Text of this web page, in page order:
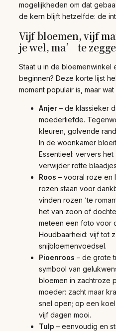
mogelijkheden om dat
de kern blijft hetzelfde: de
Vijf bloemen, vijf
je wel, ma’ te
Staat u in de bloemenwinkel
beginnen? Deze korte lijst
moment populair is, maar
Anjer – de klassieker
moederliefde.
kleuren, golvende
In de woonkamer
Essentieel: ververs
verwijder rotte
Roos – vooral roze en
rozen staan voor
vinden rozen ‘te
het van zoon of
meteen een foto voor
Houdbaarheid: vijf tot
snijbloemenvoedsel.
Pioenroos – de grote
symbool van
bloemen in zachtroze
moeder: zacht maar
snel open; op een
vijf dagen mooi.
Tulp – eenvoudig en